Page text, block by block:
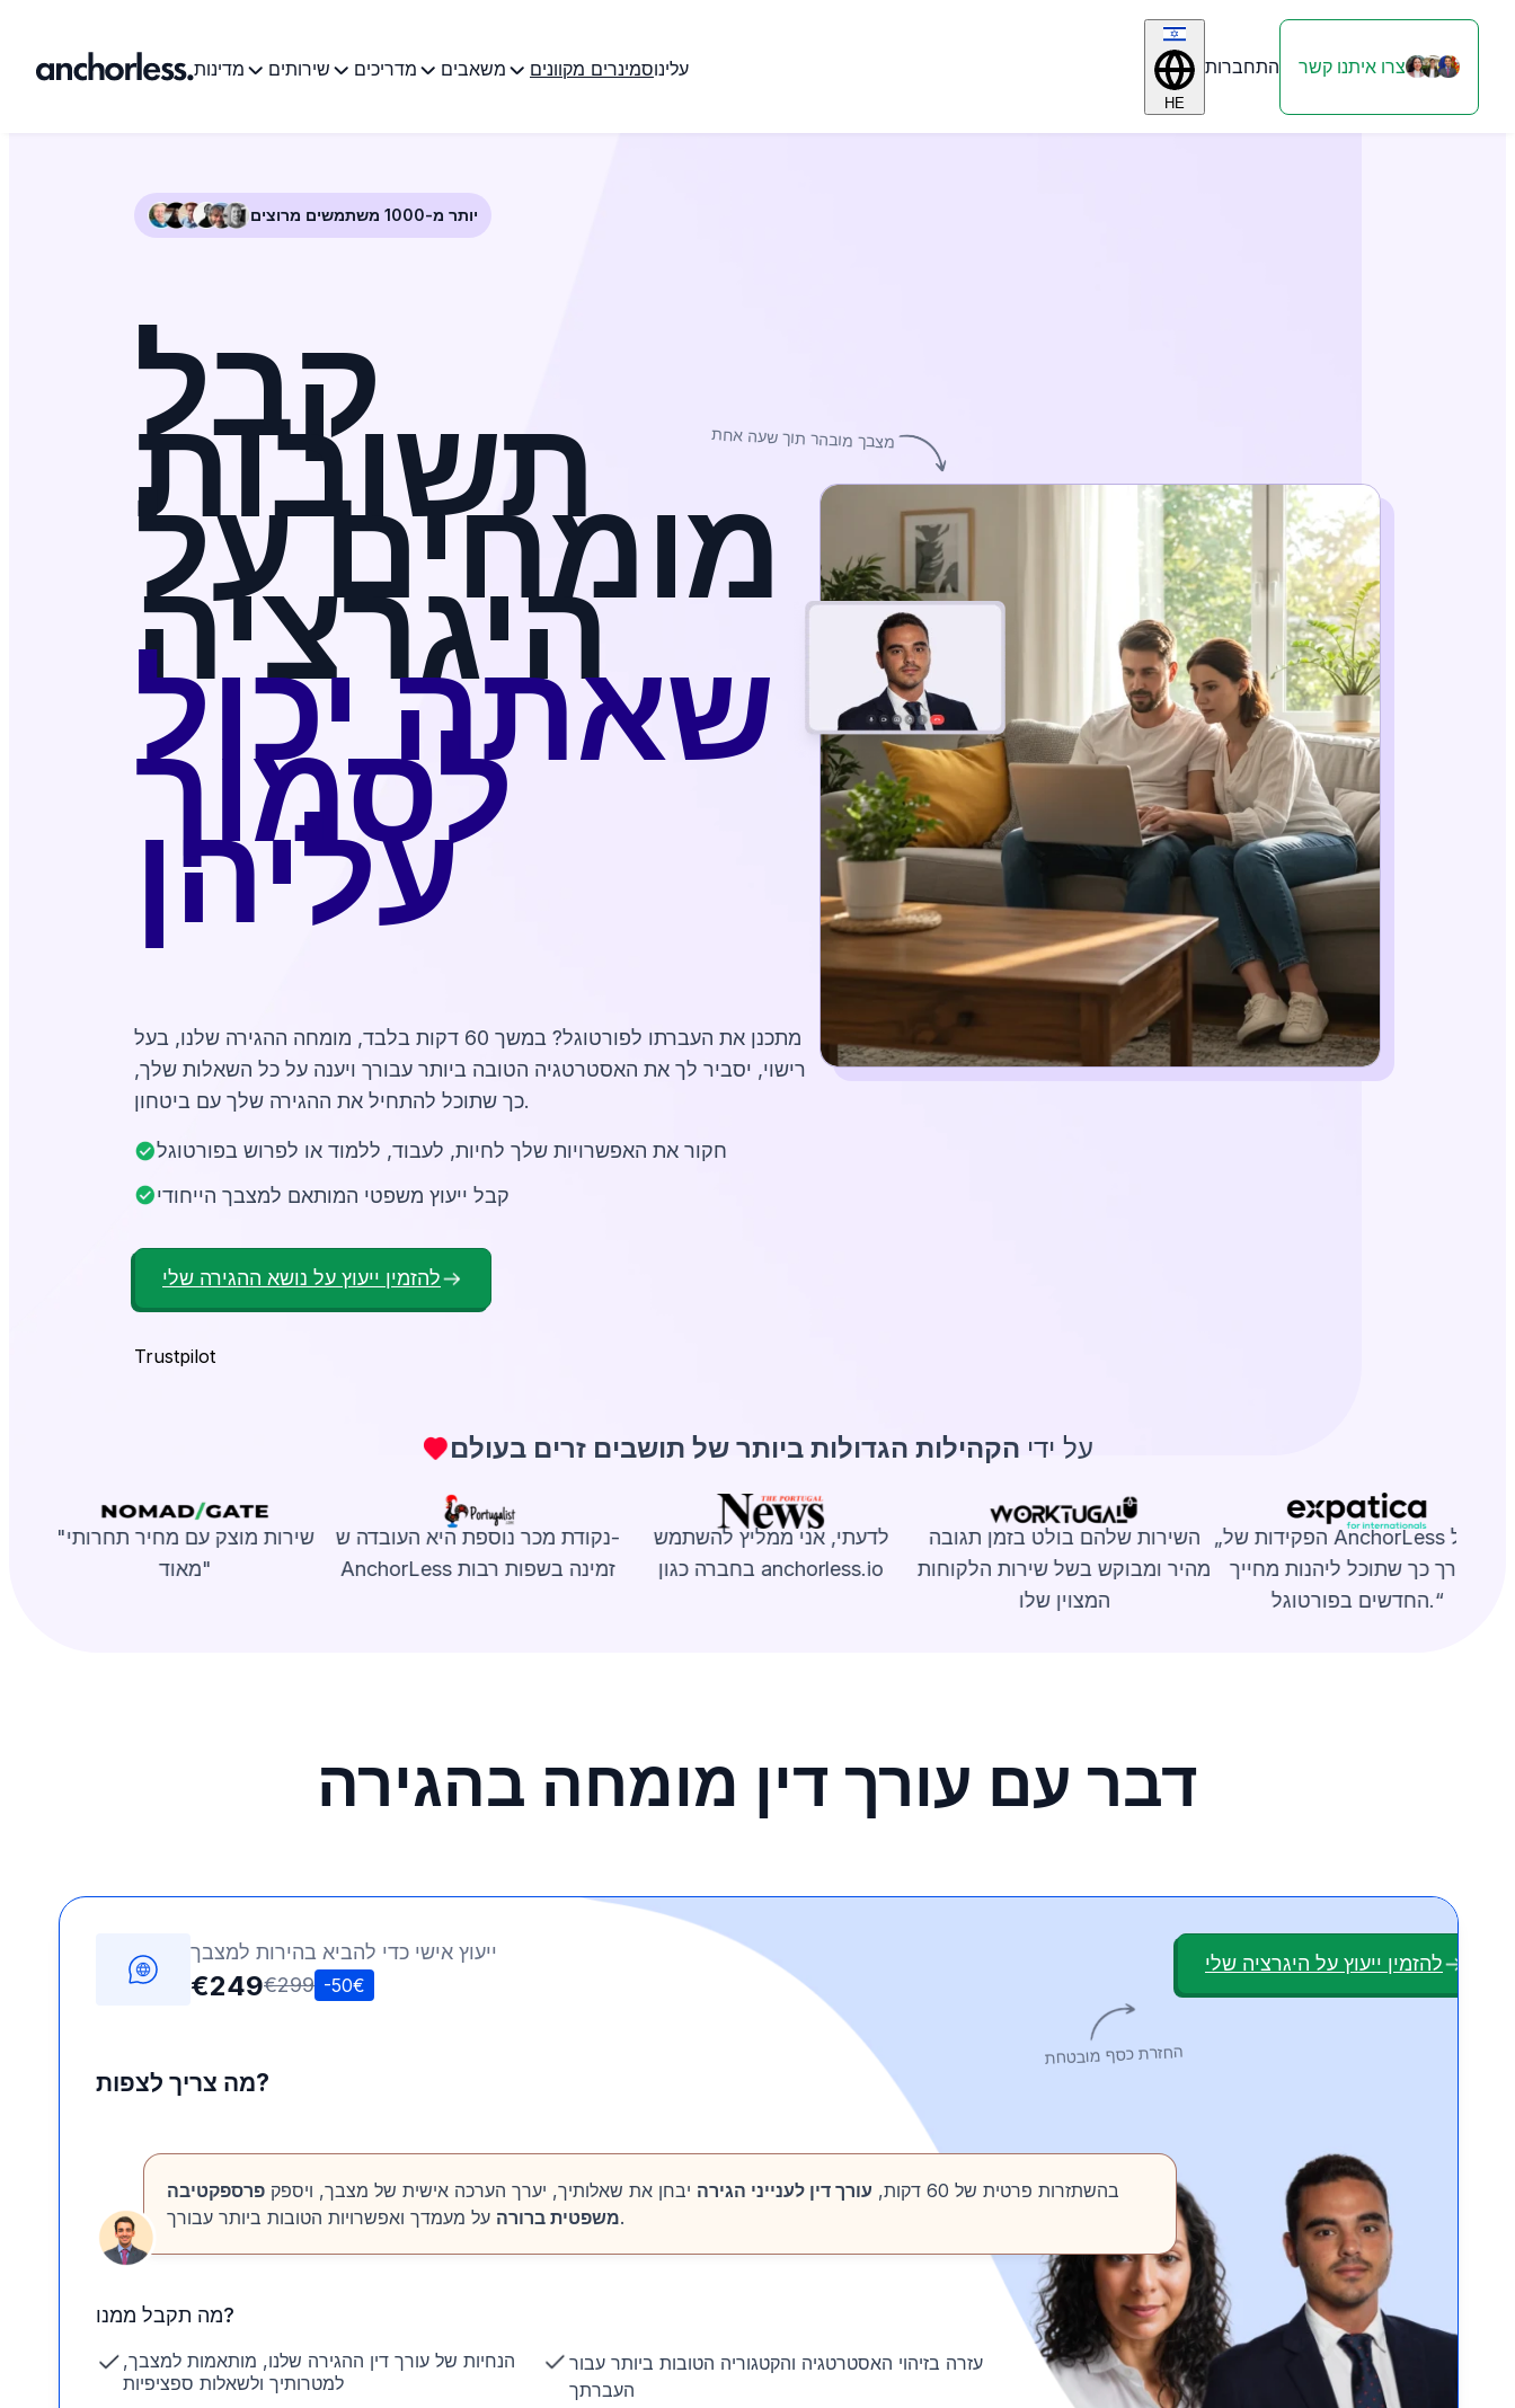
מדינות שירותים מדריכים משאבים סמינרים מקווניםעלינו
HE
התחברות צרו איתנו קשר
יותר מ-1000 משתמשים מרוצים
קבל
תשובות
מומחים על
היגרציה
שאתה יכול
לסמוך
עליהן
מתכנן את העברתו לפורטוגל? במשך 60 דקות בלבד, מומחה ההגירה שלנו, בעל
רישוי, יסביר לך את האסטרטגיה הטובה ביותר עבורך ויענה על כל השאלות שלך,
כך שתוכל להתחיל את ההגירה שלך עם ביטחון.
חקור את האפשרויות שלך לחיות, לעבוד, ללמוד או לפרוש בפורטוגל
קבל ייעוץ משפטי המותאם למצבך הייחודי
להזמין ייעוץ על נושא ההגירה שלי
Trustpilot
מצבך מובהר תוך שעה אחת
על ידי הקהילות הגדולות ביותר של תושבים זרים בעולם
"שירות מוצק עם מחיר תחרותי
מאוד"
נקודת מכר נוספת היא העובדה ש-
AnchorLess זמינה בשפות רבות
לדעתי, אני ממליץ להשתמש
בחברה כגון anchorless.io
השירות שלהם בולט בזמן תגובה
מהיר ומבוקש בשל שירות הלקוחות
המצוין שלו
„הפקידות של AnchorLess תטפל
עבורך כך שתוכל ליהנות מחייך
החדשים בפורטוגל.“
דבר עם עורך דין מומחה בהגירה
ייעוץ אישי כדי להביא בהירות למצבך
€249€299 -50€
מה צריך לצפות?
בהשתזרות פרטית של 60 דקות, עורך דין לענייני הגירה יבחן את שאלותיך, יערך הערכה אישית של מצבך, ויספק פרספקטיבה
משפטית ברורהעל מעמדך ואפשרויות הטובות ביותר עבורך.
מה תקבל ממנו?
הנחיות של עורך דין ההגירה שלנו, מותאמות למצבך,
למטרותיך ולשאלות ספציפיות
עזרה בזיהוי האסטרטגיה והקטגוריה הטובות ביותר עבור
העברתך
החזרת כסף מובטחת
להזמין ייעוץ על היגרציה שלי